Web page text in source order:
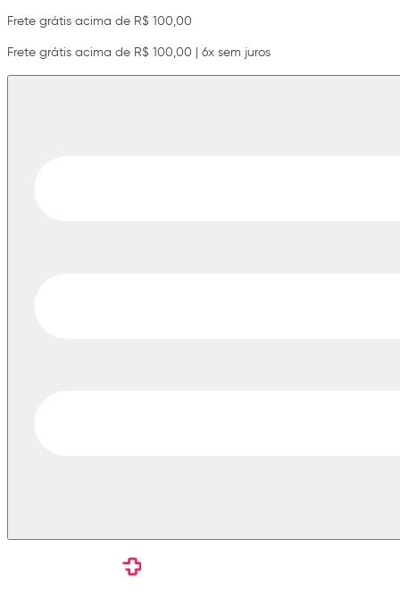
Frete grátis acima de R$ 100,00
Frete grátis acima de R$ 100,00 | 6x sem juros